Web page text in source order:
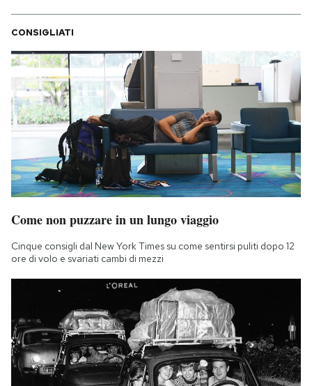
CONSIGLIATI
Come non puzzare in un lungo viaggio
Cinque consigli dal New York Times su come sentirsi puliti dopo 12
ore di volo e svariati cambi di mezzi